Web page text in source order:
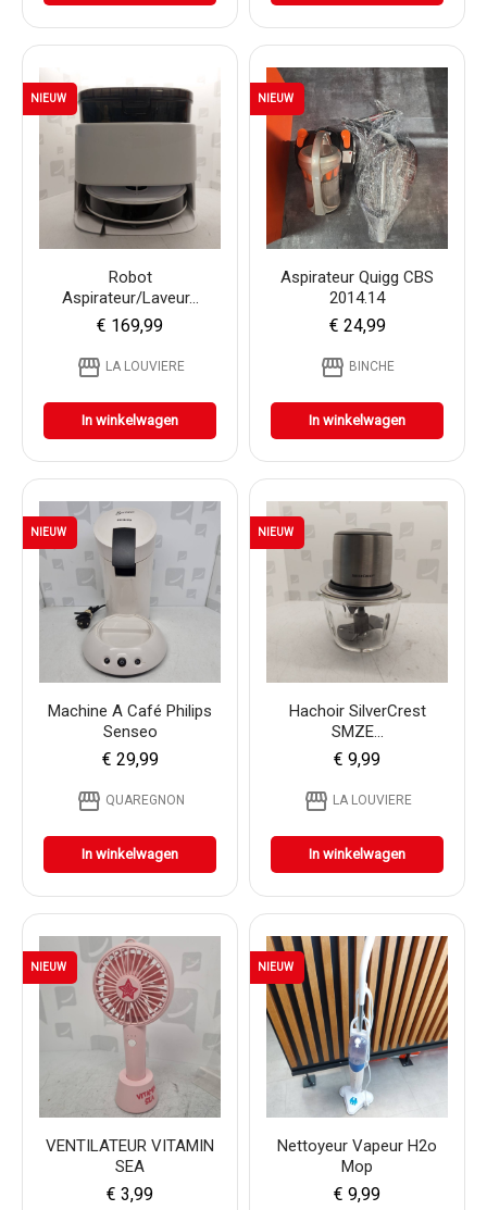
Robot
Aspirateur/laveur...
€ 169,99
storefront LA LOUVIERE
In winkelwagen
NIEUW
Aspirateur Quigg CBS
2014.14
€ 24,99
storefront BINCHE
In winkelwagen
NIEUW
Machine A Café Philips
Senseo
€ 29,99
storefront QUAREGNON
In winkelwagen
NIEUW
Hachoir SilverCrest
SMZE...
€ 9,99
storefront LA LOUVIERE
In winkelwagen
NIEUW
VENTILATEUR VITAMIN
SEA
€ 3,99
NIEUW
Nettoyeur Vapeur H2o
Mop
€ 9,99
NIEUW